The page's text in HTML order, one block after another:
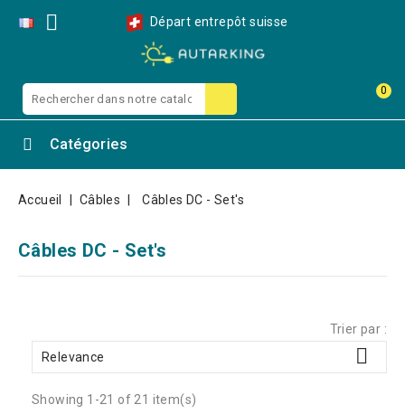
Départ entrepôt suisse
0

Catégories
Accueil Câbles Câbles DC - Set's
Câbles DC - Set's
Trier par :
Relevance

Showing 1-21 of 21 item(s)